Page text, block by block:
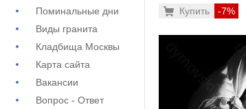
Поминальные дни
Виды гранита
Кладбища Москвы
Карта сайта
Вакансии
Вопрос - Ответ
-7%
Купить